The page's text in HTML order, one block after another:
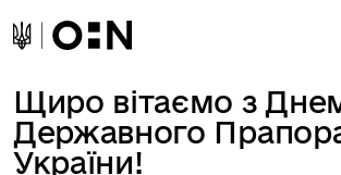
Щиро вітаємо з
Державного
України!